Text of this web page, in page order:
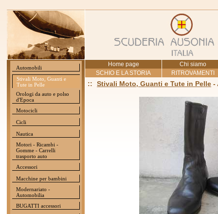
Automobili
Stivali Moto, Guanti e
Tute in Pelle
Orologi da auto e polso
d'Epoca
Motocicli
Cicli
Nautica
Motori - Ricambi -
Gomme - Carrelli
trasporto auto
Accessori
Macchine per bambini
Modernariato -
Automobilia
BUGATTI accessori
Home page
Chi siamo
SCHIO E LA STORIA
RITROVAMENTI
:: Stivali Moto, Guanti e Tute in Pelle -